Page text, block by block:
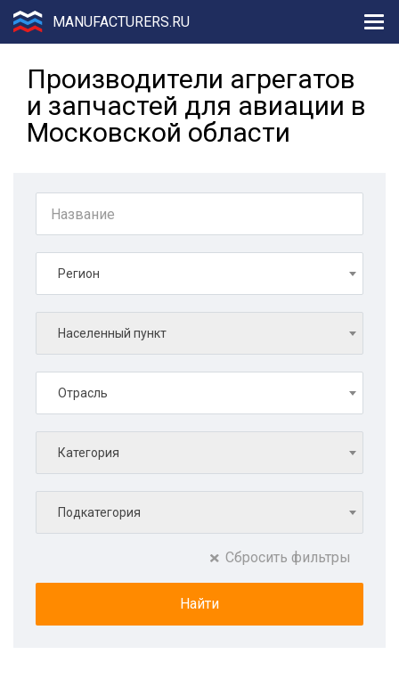
MANUFACTURERS.RU
Производители агрегатов
и запчастей для авиации в
Московской области
Регион
Населенный пункт
Отрасль
Категория
Подкатегория
Сбросить фильтры